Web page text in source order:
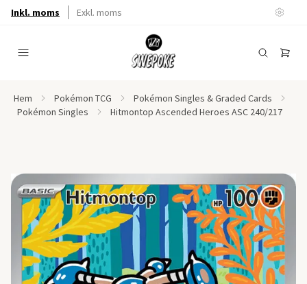
Inkl. moms Exkl. moms
Hem Pokémon TCG
Pokémon Singles & Graded Cards
Pokémon Singles
Hitmontop Ascended Heroes ASC 240/217